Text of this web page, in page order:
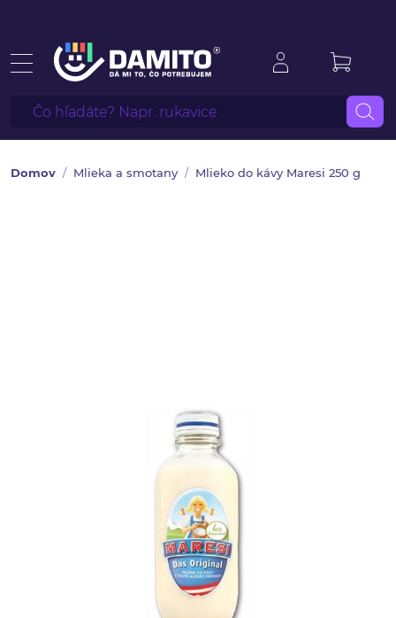
Domov Mlieka a smotany Mlieko do kávy Maresi 250 g